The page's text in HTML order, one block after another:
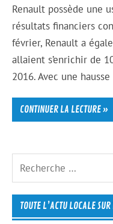
Renault possède une
résultats financiers
février, Renault a
allaient s’enrichir de
2016. Avec une
CONTINUER LA LECTURE »
TOUTE L’ACTU LOCALE